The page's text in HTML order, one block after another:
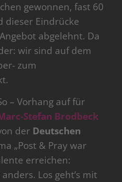
gewonnen, fast 60
dieser Eindrücke
abgelehnt. Da
wir sind auf dem
zum
– Vorhang auf für
Stefan Brodbeck
der Deutschen
„Post & Pray war
erreichen:
Los geht’s mit